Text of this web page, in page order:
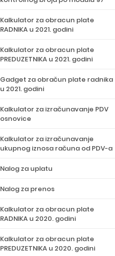
Kalkulator za obracun plate
RADNIKA u 2021. godini
Kalkulator za obracun plate
PREDUZETNIKA u 2021. godini
Gadget za obračun plate radnika
u 2021. godini
Kalkulator za izračunavanje PDV
osnovice
Kalkulator za izračunavanje
ukupnog iznosa računa od PDV-a
Nalog za uplatu
Nalog za prenos
Kalkulator za obracun plate
RADNIKA u 2020. godini
Kalkulator za obracun plate
PREDUZETNIKA u 2020. godini